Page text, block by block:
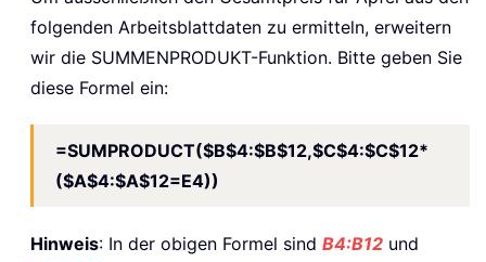
folgenden Arbeitsblattdaten zu ermitteln, erweitern
wir die SUMMENPRODUKT-Funktion. Bitte geben Sie
diese Formel ein:
=SUMPRODUCT($B$4:$B$12,$C$4:$C$12*
($A$4:$A$12=E4))
Hinweis: In der obigen Formel sind B4:B12 und